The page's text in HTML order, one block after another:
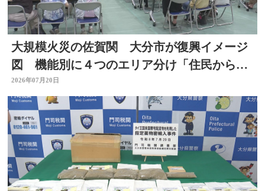
大規模火災の佐賀関 大分市が復興イメージ
図 機能別に４つのエリア分け「住民からは
おおむね理解」 大分
2026年07月20日